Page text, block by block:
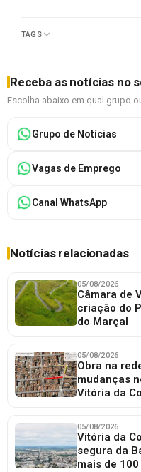
TAGS
Receba as notícias no
Escolha abaixo em qual grupo
Grupo de Notícias
Vagas de Emprego
Canal WhatsApp
Notícias relacionadas
05/08/2026
Câmara de
criação do
do Marçal
05/08/2026
Obra na
mudanças
Vitória da
05/08/2026
Vitória da
segura da
mais de